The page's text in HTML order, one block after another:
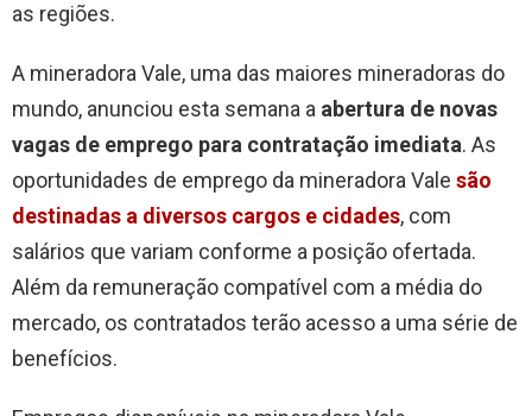
as regiões.
A mineradora Vale, uma das maiores mineradoras do
mundo, anunciou esta semana a abertura de novas
vagas de emprego para contratação imediata. As
oportunidades de emprego da mineradora Vale são
destinadas a diversos cargos e cidades, com
salários que variam conforme a posição ofertada.
Além da remuneração compatível com a média do
mercado, os contratados terão acesso a uma série de
benefícios.